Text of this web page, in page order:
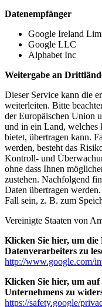
Datenempfänger
Google Ireland
Google LLC
Alphabet Inc
Weitergabe an
Dieser Service kann die
weiterleiten. Bitte
der Europäischen Union
und in ein Land, welches
bietet, übertragen kann.
werden, besteht das
Kontroll- und
ohne dass Ihnen
zustehen. Nachfolgend
Daten übertragen
Fall sein, z. B. zum
Vereinigte Staaten von
Klicken Sie hier, um die
Datenverarbeiters zu
http://www.google.com/
Klicken Sie hier, um auf
Unternehmens zu
https://safety.google/